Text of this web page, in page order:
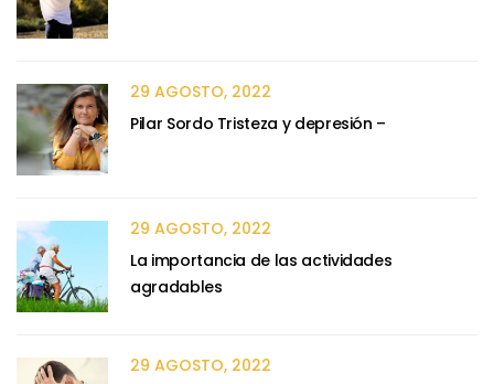
29 AGOSTO, 2022
Pilar Sordo Tristeza y depresión –
29 AGOSTO, 2022
La importancia de las actividades
agradables
29 AGOSTO, 2022